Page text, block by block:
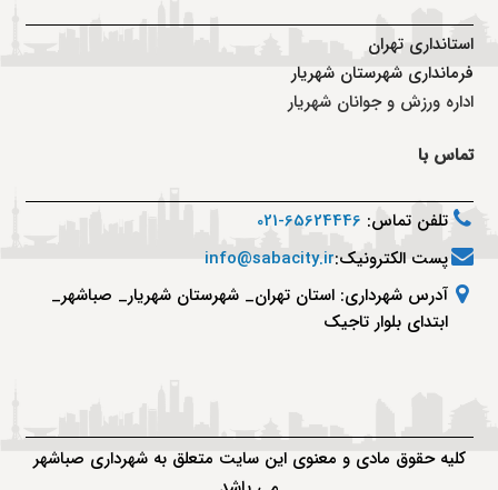
استانداری تهران
فرمانداری شهرستان شهریار
اداره ورزش و جوانان شهریار
تماس با
تلفن تماس: 65624446-021
پست الکترونیک:info@sabacity.ir
آدرس شهرداری: استان تهران_ شهرستان شهریار_ صباشهر_
ابتدای بلوار تاجیک
کلیه حقوق مادی و معنوی این سایت متعلق به شهرداری صباشهر